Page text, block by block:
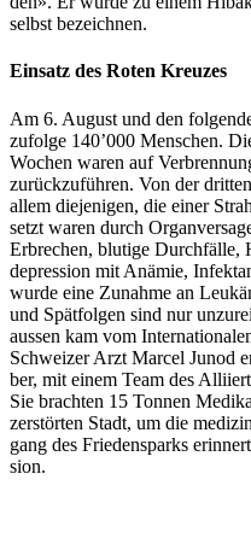
selb­st beze­ich­nen.
Einsatz des Roten Kreuzes
Am 6. August und den
zufolge 140’000 Men­schen.
Wochen waren auf
zurück­zuführen. Von der
allem diejeni­gen, die ein­er
set­zt waren durch
Erbrechen, blutige Durch­fälle,
de­pres­sion mit Anämie,
wurde eine Zunahme an
und Spät­fol­gen sind nur
aussen kam vom
Schweiz­er Arzt Mar­cel Jun­od
ber, mit einem Team des
Sie bracht­en 15 Ton­nen
zer­störten Stadt, um die
gang des Friedensparks
sion.